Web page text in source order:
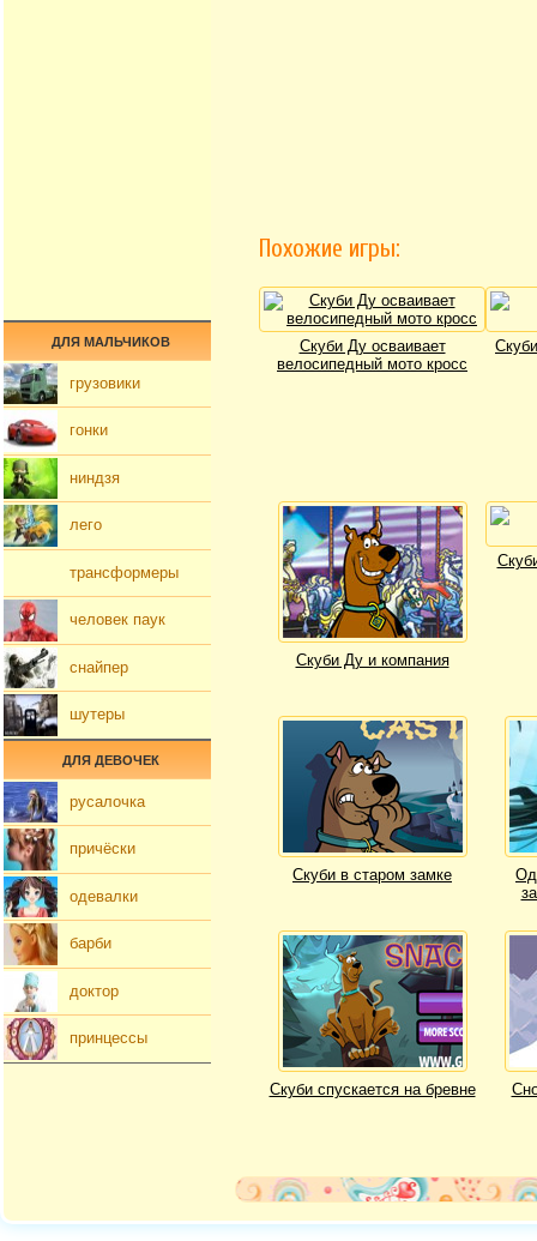
Похожие игры:
Скуби Ду осваивает
велосипедный мото кросс
Скуби Ду и компания
Скуби в старом замке
Скуби спускается на бревне
ДЛЯ МАЛЬЧИКОВ
грузовики
гонки
ниндзя
лего
трансформеры
человек паук
снайпер
шутеры
ДЛЯ ДЕВОЧЕК
русалочка
причёски
одевалки
барби
доктор
принцессы